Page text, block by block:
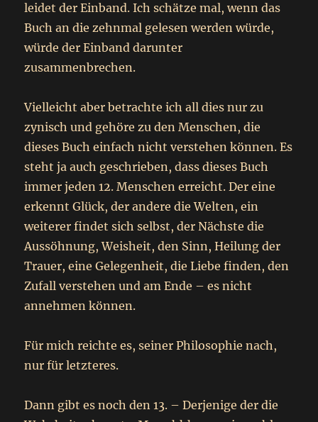
leidet der Einband. Ich schätze mal, wenn das
Buch an die zehnmal gelesen werden würde,
würde der Einband darunter
zusammenbrechen.
Vielleicht aber betrachte ich all dies nur zu
zynisch und gehöre zu den Menschen, die
dieses Buch einfach nicht verstehen können. Es
steht ja auch geschrieben, dass dieses Buch
immer jeden 12. Menschen erreicht. Der eine
erkennt Glück, der andere die Welten, ein
weiterer findet sich selbst, der Nächste die
Aussöhnung, Weisheit, den Sinn, Heilung der
Trauer, eine Gelegenheit, die Liebe finden, den
Zufall verstehen und am Ende – es nicht
annehmen können.
Für mich reichte es, seiner Philosophie nach,
nur für letzteres.
Dann gibt es noch den 13. – Derjenige der die